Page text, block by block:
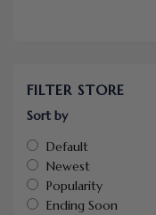
FILTER STORE
Sort by
Default
Newest
Popularity
Ending Soon